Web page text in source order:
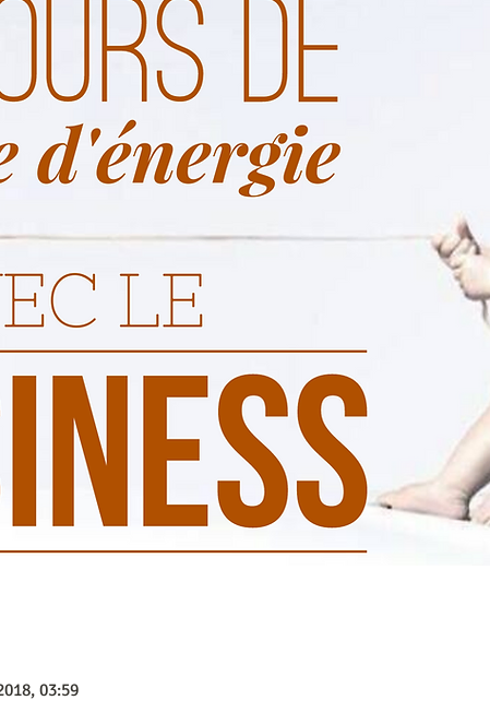
03:59